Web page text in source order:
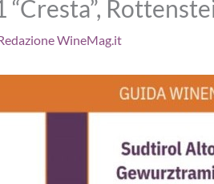
“Cresta”,
WineMag.it